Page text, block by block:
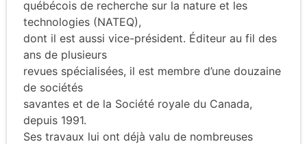
québécois de recherche sur la nature et les
technologies (NATEQ),
dont il est aussi vice-président. Éditeur au fil des
ans de plusieurs
revues spécialisées, il est membre d’une douzaine
de sociétés
savantes et de la Société royale du Canada,
depuis 1991.
Ses travaux lui ont déjà valu de nombreuses